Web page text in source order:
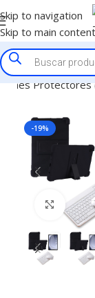
Skip to navigation
Skip to main content
Protectores
-19%
Click